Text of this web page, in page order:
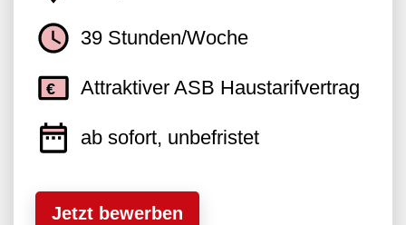
39 Stunden/Woche
Attraktiver ASB Haustarifvertrag
ab sofort, unbefristet
Jetzt bewerben